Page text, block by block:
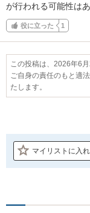
が行われる可能性は
役に立った 1
この投稿は、2026年6
ご自身の責任のもと適
たします。
マイリストに入